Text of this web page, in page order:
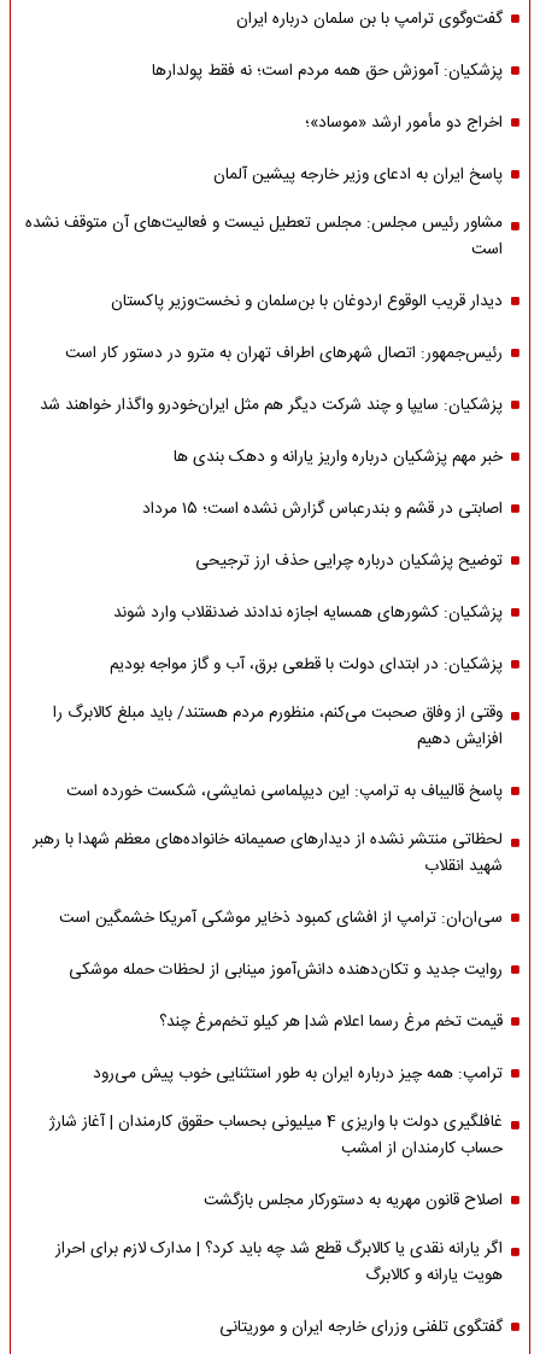
گفت‌وگوی ترامپ با بن سلمان درباره ایران
پزشکیان: آموزش حق همه مردم است؛ نه فقط پولدارها
اخراج دو مأمور ارشد «موساد»؛
پاسخ ایران به ادعای وزیر خارجه پیشین آلمان
مشاور رئیس مجلس: مجلس تعطیل نیست و فعالیت‌های آن متوقف نشده
است
دیدار قریب الوقوع اردوغان با بن‌سلمان و نخست‌وزیر پاکستان
رئیس‌جمهور: اتصال شهرهای اطراف تهران به مترو در دستور کار است
پزشکیان: سایپا و چند شرکت دیگر هم مثل ایران‌خودرو واگذار خواهند شد
خبر مهم پزشکیان درباره واریز یارانه و دهک بندی ها
اصابتی در قشم و بندرعباس گزارش نشده است؛ ۱۵ مرداد
توضیح پزشکیان درباره چرایی حذف ارز ترجیحی
پزشکیان: کشورهای همسایه اجازه ندادند ضدنقلاب وارد شوند
پزشکیان: در ابتدای دولت با قطعی برق، آب و گاز مواجه بودیم
وقتی از وفاق صحبت می‌کنم، منظورم مردم هستند/ باید مبلغ کالابرگ را
افزایش دهیم
پاسخ قالیباف به ترامپ: این دیپلماسی نمایشی، شکست خورده است
لحظاتی منتشر نشده از دیدارهای صمیمانه خانواده‌های معظم شهدا با رهبر
شهید انقلاب
سی‌ان‌ان: ترامپ از افشای کمبود ذخایر موشکی آمریکا خشمگین است
روایت جدید و تکان‌دهنده دانش‌آموز مینابی از لحظات حمله موشکی
قیمت تخم مرغ رسما اعلام شد| هر کیلو تخم‌مرغ چند؟
ترامپ: همه چیز درباره ایران به طور استثنایی خوب پیش می‌رود
غافلگیری دولت با واریزی 4 میلیونی بحساب حقوق کارمندان | آغاز شارژ
حساب کارمندان از امشب
اصلاح قانون مهریه به دستورکار مجلس بازگشت
اگر یارانه نقدی یا کالابرگ قطع شد چه باید کرد؟ | مدارک لازم برای احراز
هویت یارانه و کالابرگ
گفتگوی تلفنی وزرای خارجه ایران و موریتانی